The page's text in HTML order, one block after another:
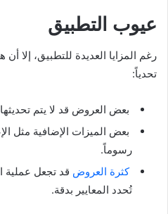
عيوب التطبيق
رغم المزايا العديدة للتطبيق، إلا
تحدياً:
بعض العروض قد لا يتم
بعض الميزات الإضافية مثل
رسوماً.
كثرة العروض قد تجعل عملية
تُحدد المعايير بدقة.